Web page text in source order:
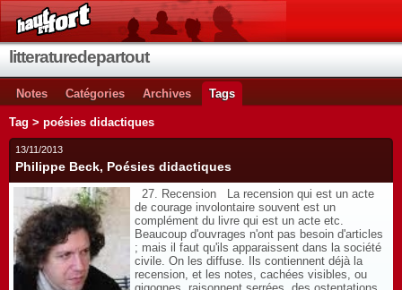
litteraturedepartout
Notes Catégories Archives Tags
Tag > poésies didactiques
13/11/2013
Philippe Beck, Poésies didactiques
27. Recension La recension qui est un acte
de courage involontaire souvent est un
complément du livre qui est un acte etc.
Beaucoup d'ouvrages n'ont pas besoin d'articles
; mais il faut qu'ils apparaissent dans la société
civile. On les diffuse. Ils contiennent déjà la
recension, et les notes, cachées visibles, ou